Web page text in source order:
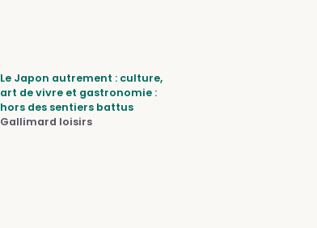
Le Japon autrement : culture,
art de vivre et gastronomie :
hors des sentiers battus
Gallimard loisirs